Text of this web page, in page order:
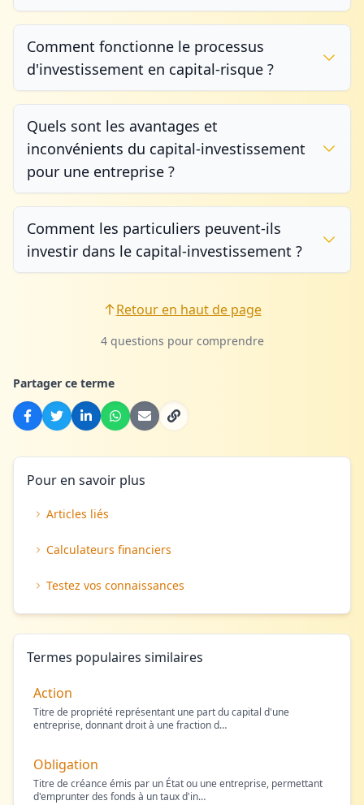
Pour en savoir plus
Articles liés
Calculateurs financiers
Testez vos connaissances
Termes populaires similaires
Action
Titre de propriété représentant une part du capital d'une
entreprise, donnant droit à une fraction d…
Obligation
Titre de créance émis par un État ou une entreprise, permettant
d'emprunter des fonds à un taux d'in…
Comment fonctionne le processus
d'investissement en capital-risque ?
Quels sont les avantages et
inconvénients du capital-investissement
pour une entreprise ?
Comment les particuliers peuvent-ils
investir dans le capital-investissement ?
Retour en haut de page
4 questions pour comprendre
Partager ce terme